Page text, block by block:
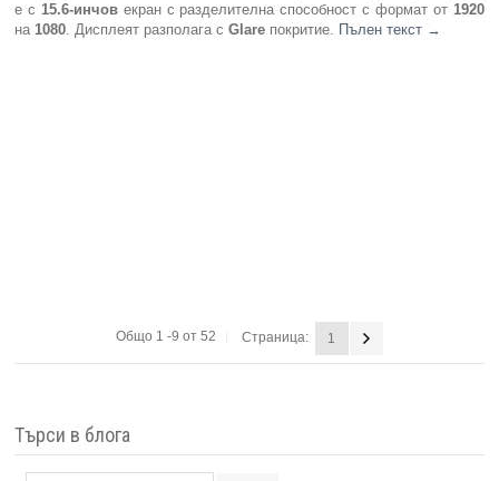
е с15.6-инчов екран с разделителна способност с формат от 1920
на1080. Дисплеят разполага сGlare покритие. Пълен текст →
Общо 1 -9 от 52 Страница: 1
Търси в блога